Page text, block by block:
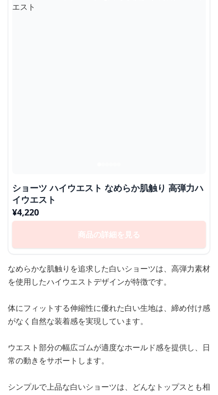
ショーツ ハイウエスト なめらか肌触り 高弾力ハ
イウエスト
¥4,220
商品の詳細を見る
なめらかな肌触りを追求した白いショーツは、高弾力素材
を使用したハイウエストデザインが特徴です。
体にフィットする伸縮性に優れた白い生地は、締め付け感
がなく自然な装着感を実現しています。
ウエスト部分の幅広ゴムが適度なホールド感を提供し、日
常の動きをサポートします。
シンプルで上品な白いショーツは、どんなトップスとも相